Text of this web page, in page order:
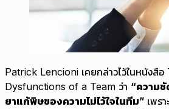
Patrick Lencioni เคยกล่าวไว้ในหนังสือ
Dysfunctions of a Team ว่า “ความ
ยาแก้พิษของความไม่ไว้ใจในทีม” เพร